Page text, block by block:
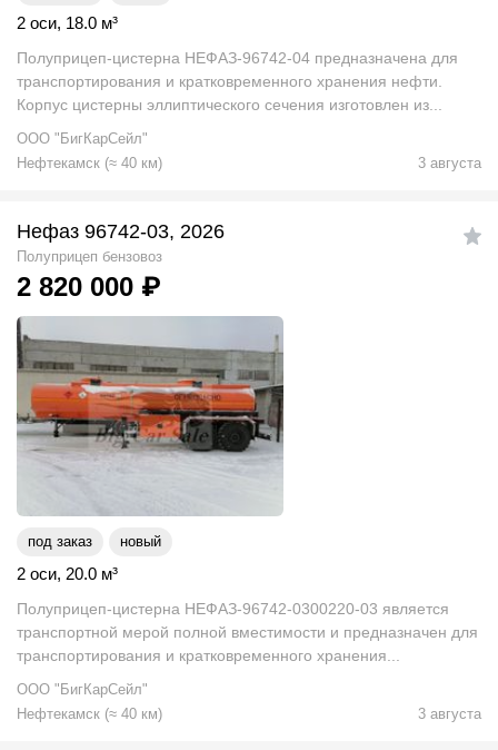
2 оси, 18.0 м³
Полуприцеп-цистерна НЕФАЗ-96742-04 предназначена для
транспортирования и кратковременного хранения нефти.
Корпус цистерны эллиптического сечения изготовлен из...
ООО "БигКарСейл"
Нефтекамск (≈ 40 км) 3 августа
Нефаз 96742-03, 2026
Полуприцеп бензовоз
2 820 000 ₽
под заказ новый
2 оси, 20.0 м³
Полуприцеп-цистерна НЕФАЗ-96742-0300220-03 является
транспортной мерой полной вместимости и предназначен для
транспортирования и кратковременного хранения...
ООО "БигКарСейл"
Нефтекамск (≈ 40 км) 3 августа